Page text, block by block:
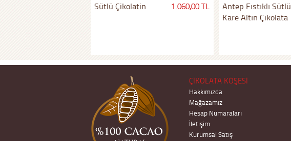
Sütlü Çikolatin 1.060,00 TL
Antep Fıstıklı Sütlü
Kare Altın Çikolata
ÇİKOLATA KÖŞESİ
Hakkımızda
Mağazamız
Hesap Numaraları
İletişim
Kurumsal Satış